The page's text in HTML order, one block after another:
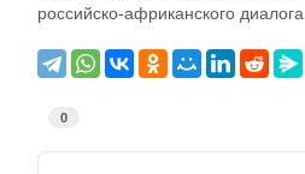
российско-африканского диалога.
0